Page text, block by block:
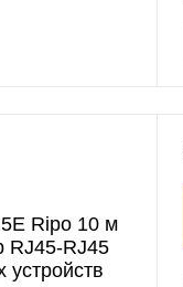
Ripo 10 м
RJ45-RJ45
устройств